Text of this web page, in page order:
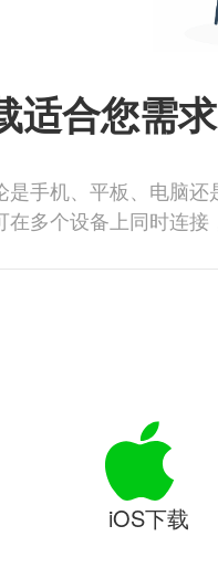
适合您需
手机、平板、电脑还
多个设备上同时连接
iOS下载